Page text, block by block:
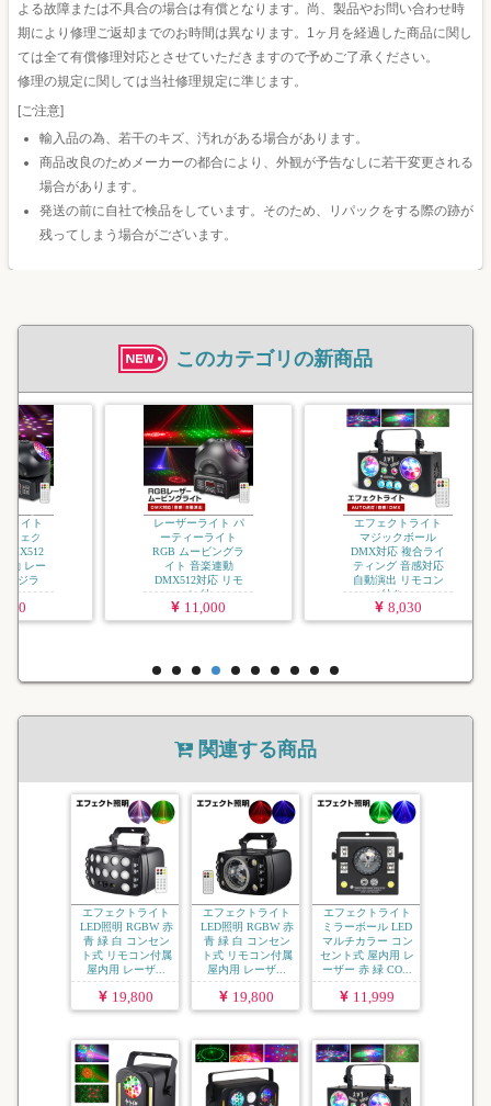
よる故障または不具合の場合は有償となります。尚、製品やお問い合わせ時
期により修理ご返却までのお時間は異なります。1ヶ月を経過した商品に関し
ては全て有償修理対応とさせていただきますので予めご了承ください。
修理の規定に関しては当社修理規定に準じます。
[ご注意]
輸入品の為、若干のキズ、汚れがある場合があります。
商品改良のためメーカーの都合により、外観が予告なしに若干変更される
場合があります。
発送の前に自社で検品をしています。そのため、リパックをする際の跡が
残ってしまう場合がございます。
このカテゴリの新商品
ライト
フェク
動 レー
ージラ
レーザーライト パ
ーティーライト
RGB ムービングラ
イト 音楽連動
DMX512対応 リモ
コン付...
11,000
エフェクトライト
マジックボール
DMX対応 複合ライ
ティング 音感対応
自動演出 リモコン
付き ...
8,030
関連する商品
エフェクトライト
LED照明 RGBW 赤
青 緑 白 コンセン
ト式 リモコン付属
屋内用 レーザ...
19,800
エフェクトライト
LED照明 RGBW 赤
青 緑 白 コンセン
ト式 リモコン付属
屋内用 レーザ...
19,800
エフェクトライト
ミラーボール LED
マルチカラー コン
セント式 屋内用 レ
ーザー 赤 緑 CO...
11,999